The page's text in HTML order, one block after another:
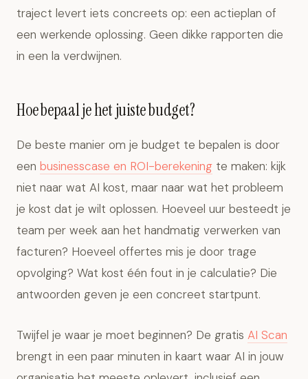
traject levert iets concreets op: een actieplan of
een werkende oplossing. Geen dikke rapporten die
in een la verdwijnen.
Hoe bepaal je het juiste budget?
De beste manier om je budget te bepalen is door
een businesscase en ROI-berekening te maken: kijk
niet naar wat AI kost, maar naar wat het probleem
je kost dat je wilt oplossen. Hoeveel uur besteedt je
team per week aan het handmatig verwerken van
facturen? Hoeveel offertes mis je door trage
opvolging? Wat kost één fout in je calculatie? Die
antwoorden geven je een concreet startpunt.
Twijfel je waar je moet beginnen? De gratis AI Scan
brengt in een paar minuten in kaart waar AI in jouw